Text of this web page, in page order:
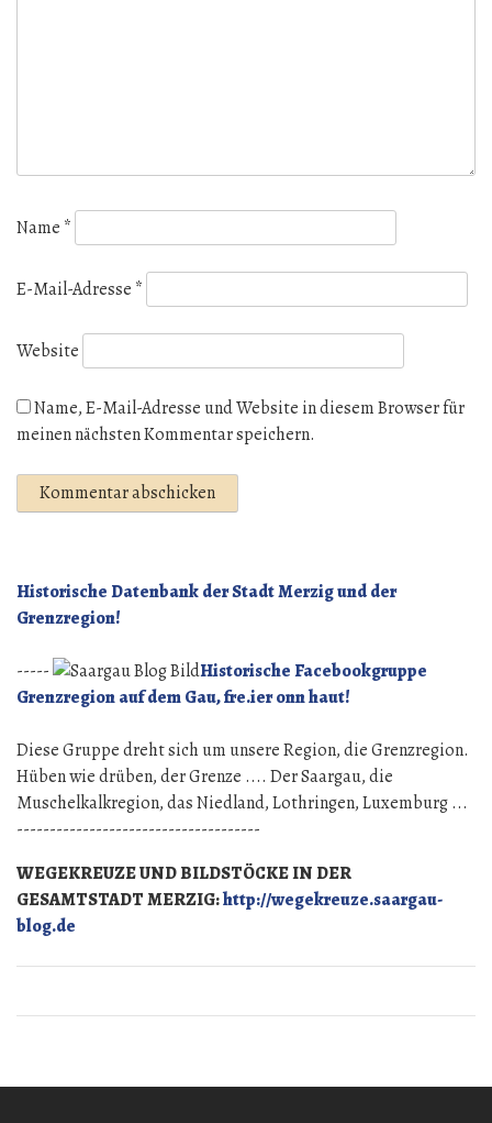
Name *
E-Mail-Adresse *
Website
Name, E-Mail-Adresse und Website in diesem Browser für
meinen nächsten Kommentar speichern.
Historische Datenbank der Stadt Merzig und der
Grenzregion!
-----
Historische Facebookgruppe
Grenzregion auf dem Gau, fre.ier onn haut!
Diese Gruppe dreht sich um unsere Region, die Grenzregion.
Hüben wie drüben, der Grenze .... Der Saargau, die
Muschelkalkregion, das Niedland, Lothringen, Luxemburg ...
-------------------------------------
WEGEKREUZE UND BILDSTÖCKE IN DER
GESAMTSTADT MERZIG:http://wegekreuze.saargau-
blog.de